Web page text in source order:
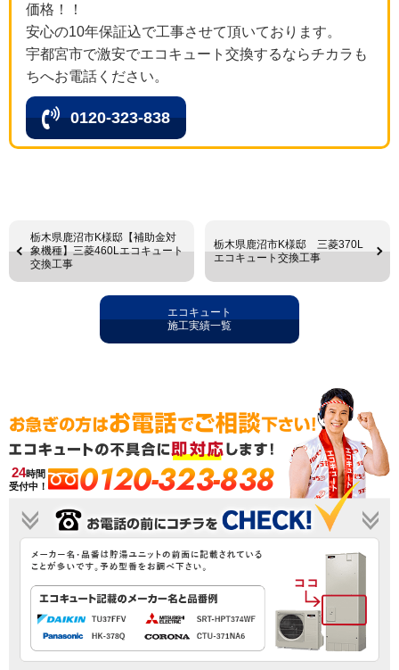
価格！！
安心の10年保証込で工事させて頂いております。
宇都宮市で激安でエコキュート交換するならチカラも
ちへお電話ください。
0120-323-838
栃木県鹿沼市K様邸【補助金対
象機種】三菱460Lエコキュート
交換工事
栃木県鹿沼市K様邸 三菱370L
エコキュート交換工事
エコキュート
施工実績一覧
24時間
受付中！
0120-323-838